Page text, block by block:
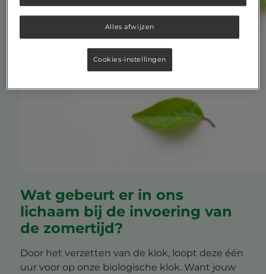
Wat gebeurt er in ons
lichaam bij de invoering van
de zomertijd?
Door het verzetten van de klok, loopt deze één
uur voor op onze biologische klok. Want jouw
Alles afwijzen
Cookies-instellingen